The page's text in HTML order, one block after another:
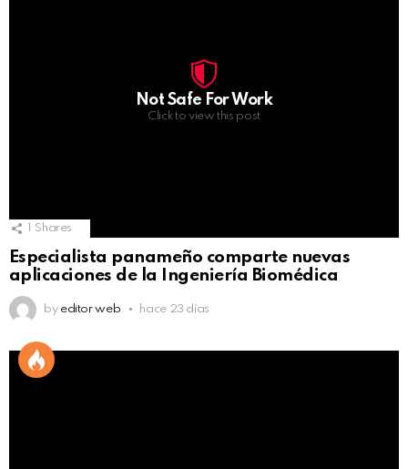
Not Safe For Work
Click to view this post
1 Shares
Especialista panameño comparte nuevas
aplicaciones de la Ingeniería Biomédica
by editor web hace 23 días